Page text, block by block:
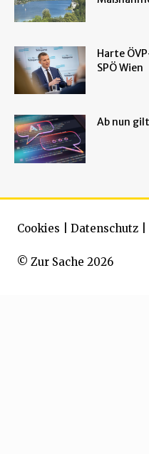
Harte
SPÖ Wien
Ab nun
© Zur Sache 2026
Cookies Datenschutz